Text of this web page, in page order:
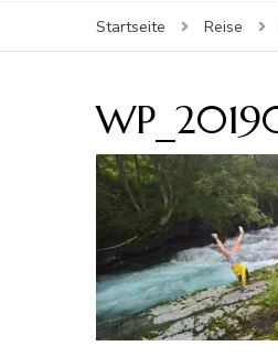
Startseite Reise